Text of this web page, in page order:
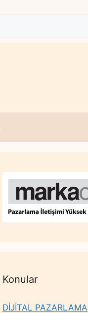
Konular
DİJİTAL PAZARLAMA